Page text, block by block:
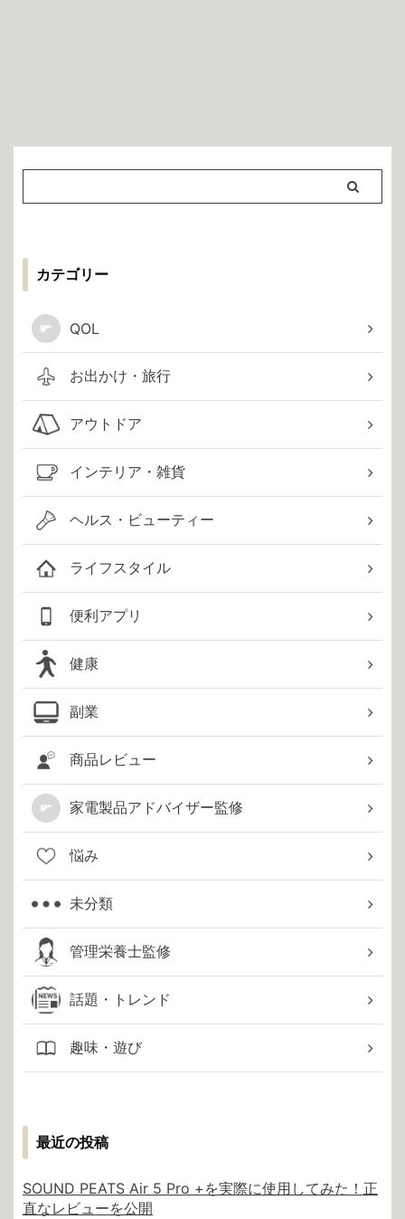
カテゴリー
QOL
お出かけ・旅行
アウトドア
インテリア・雑貨
ヘルス・ビューティー
ライフスタイル
便利アプリ
健康
副業
商品レビュー
家電製品アドバイザー監修
悩み
未分類
管理栄養士監修
話題・トレンド
趣味・遊び
最近の投稿
SOUND PEATS Air 5 Pro +を実際に使用してみた！正
直なレビューを公開